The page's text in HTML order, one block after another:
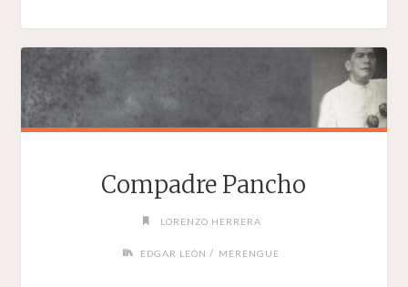
Compadre Pancho
LORENZO HERRERA
EDGAR LEÓN / MERENGUE